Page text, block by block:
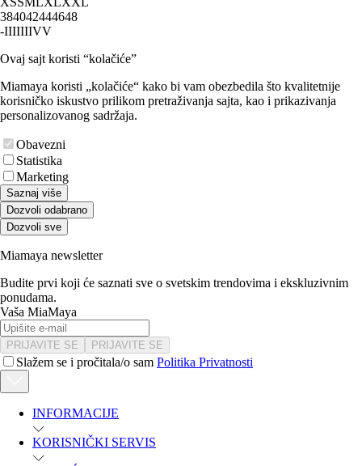
384042444648
-IIIIIIIVV
Ovaj sajt koristi “kolačiće”
Miamaya koristi „kolačiće“ kako bi vam obezbedila što kvalitetnije
korisničko iskustvo prilikom pretraživanja sajta, kao i prikazivanja
personalizovanog sadržaja.
Obavezni
Statistika
Marketing
Saznaj više
Dozvoli odabrano
Dozvoli sve
Miamaya newsletter
Budite prvi koji će saznati sve o svetskim trendovima i ekskluzivnim
ponudama.
Vaša MiaMaya
PRIJAVITE SE PRIJAVITE SE
Slažem se i pročitala/o sam Politika Privatnosti
INFORMACIJE
KORISNIČKI SERVIS